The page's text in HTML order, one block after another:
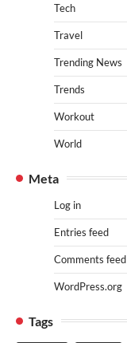
Tech
Travel
Trending News
Trends
Workout
World
Meta
Log in
Entries feed
Comments feed
WordPress.org
Tags